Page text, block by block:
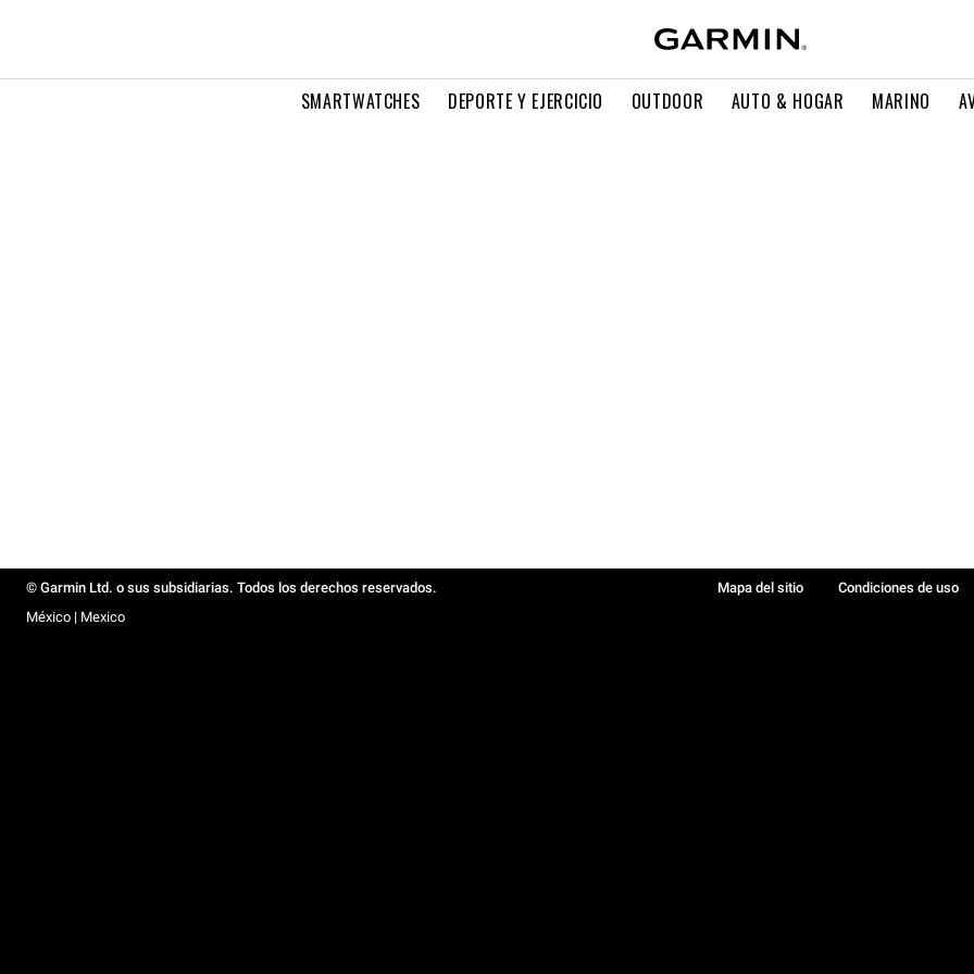
SMARTWATCHES DEPORTE Y EJERCICIO OUTDOOR AUTO & HOGAR MARINO
© Garmin Ltd. o sus subsidiarias. Todos los derechos reservados. Mapa del sitio Condiciones de uso
México | Mexico